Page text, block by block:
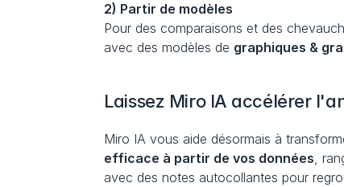
2) Partir de modèles
Pour des comparaisons et des
avec des modèles de graphiques &
Laissez Miro IA accélérer
Miro IA vous aide désormais à
efficace à partir de vos données,
avec des notes autocollantes pour